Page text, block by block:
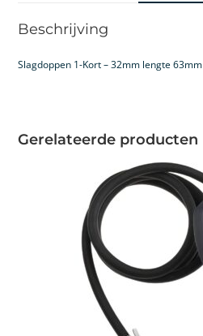
Beschrijving
Slagdoppen 1-Kort – 32mm lengte 63mm
Gerelateerde producten